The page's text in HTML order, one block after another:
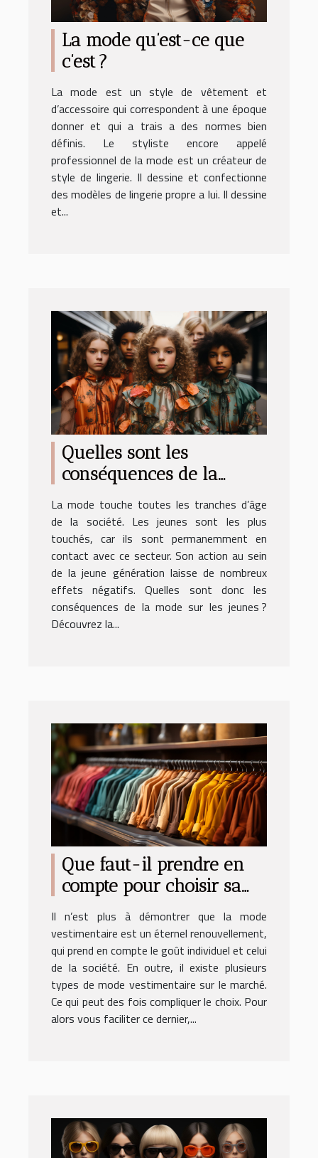
La mode qu’est-ce que
c’est ?
La mode est un style de vêtement et
d’accessoire qui correspondent à une époque
donner et qui a trais a des normes bien
définis. Le styliste encore appelé
professionnel de la mode est un créateur de
style de lingerie. Il dessine et confectionne
des modèles de lingerie propre a lui. Il dessine
et...
Quelles sont les
conséquences de la
génération ?
La mode touche toutes les tranches d’âge
de la société. Les jeunes sont les plus
touchés, car ils sont permanemment en
contact avec ce secteur. Son action au sein
de la jeune génération laisse de nombreux
effets négatifs. Quelles sont donc les
conséquences de la mode sur les jeunes ?
Découvrez la...
Que faut-il prendre en
compte pour choisir sa
mode vestimentaire ?
Il n’est plus à démontrer que la mode
vestimentaire est un éternel renouvellement,
qui prend en compte le goût individuel et celui
de la société. En outre, il existe plusieurs
types de mode vestimentaire sur le marché.
Ce qui peut des fois compliquer le choix. Pour
alors vous faciliter ce dernier,...